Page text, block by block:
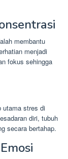
membantu
menjadi
fokus sehingga
utama stres di
diri, tubuh
secara bertahap.